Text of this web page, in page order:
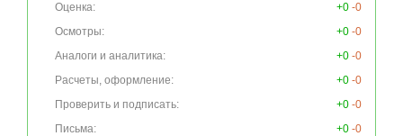
Оценка:
+0 -0
Осмотры:
+0 -0
Аналоги и аналитика:
+0 -0
Расчеты, оформление:
+0 -0
Проверить и подписать:
+0 -0
Письма:
+0 -0